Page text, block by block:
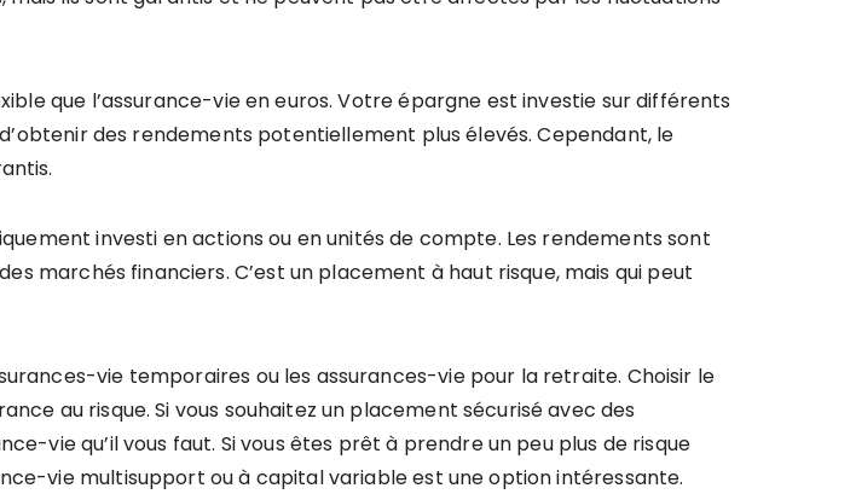
que l’assurance-vie en euros. Votre épargne est investie sur différents
des rendements potentiellement plus élevés. Cependant, le
investi en actions ou en unités de compte. Les rendements sont
marchés financiers. C’est un placement à haut risque, mais qui peut
vie temporaires ou les assurances-vie pour la retraite. Choisir le
au risque. Si vous souhaitez un placement sécurisé avec des
vie qu’il vous faut. Si vous êtes prêt à prendre un peu plus de risque
vie multisupport ou à capital variable est une option intéressante.